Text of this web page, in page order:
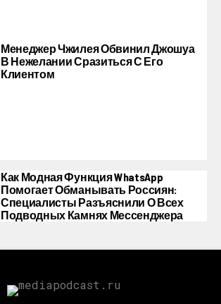
Менеджер Чжилея Обвинил Джошуа
В Нежелании Сразиться С Его
Клиентом
Как Модная Функция WhatsApp
Помогает Обманывать Россиян:
Специалисты Разъяснили О Всех
Подводных Камнях Мессенджера